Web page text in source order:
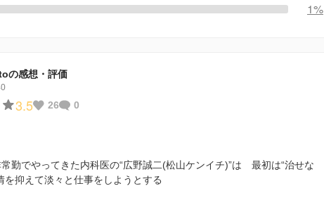
1%
の感想・評価
3.5 26
0
勤でやってきた内科医の“広野誠二(松山ケンイチ)”は 最初は“治せな
抑えて淡々と仕事をしようとする